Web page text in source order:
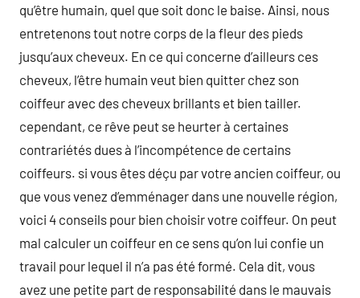
qu’être humain, quel que soit donc le baise. Ainsi, nous
entretenons tout notre corps de la fleur des pieds
jusqu’aux cheveux. En ce qui concerne d’ailleurs ces
cheveux, l’être humain veut bien quitter chez son
coiffeur avec des cheveux brillants et bien tailler.
cependant, ce rêve peut se heurter à certaines
contrariétés dues à l’incompétence de certains
coiffeurs. si vous êtes déçu par votre ancien coiffeur, ou
que vous venez d’emménager dans une nouvelle région,
voici 4 conseils pour bien choisir votre coiffeur. On peut
mal calculer un coiffeur en ce sens qu’on lui confie un
travail pour lequel il n’a pas été formé. Cela dit, vous
avez une petite part de responsabilité dans le mauvais